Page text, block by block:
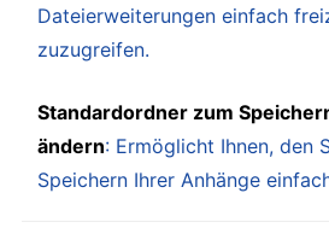
Dateierweiterungen einfach
zuzugreifen.
Standardordner zum
ändern: Ermöglicht Ihnen, den
Speichern Ihrer Anhänge